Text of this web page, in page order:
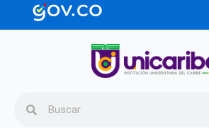
contenido